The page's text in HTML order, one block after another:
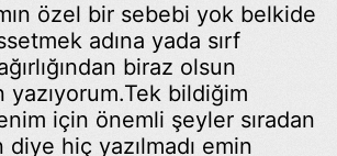
özel bir sebebi yok belkide
adına yada sırf
biraz olsun
bildiğim
için önemli şeyler sıradan
hiç yazılmadı emin